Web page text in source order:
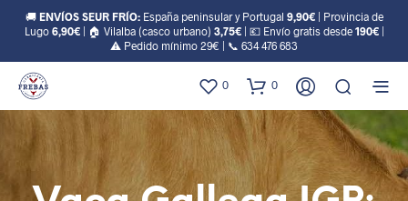
🚚 ENVÍOS SEUR FRÍO:España peninsular y Portugal 9,90€| Provincia de
Lugo 6,90€| 🏠 Vilalba (casco urbano) 3,75€| 💶 Envío gratis desde 190€|
⚠️ Pedido mínimo 29€ | 📞 634 476 683
0 0